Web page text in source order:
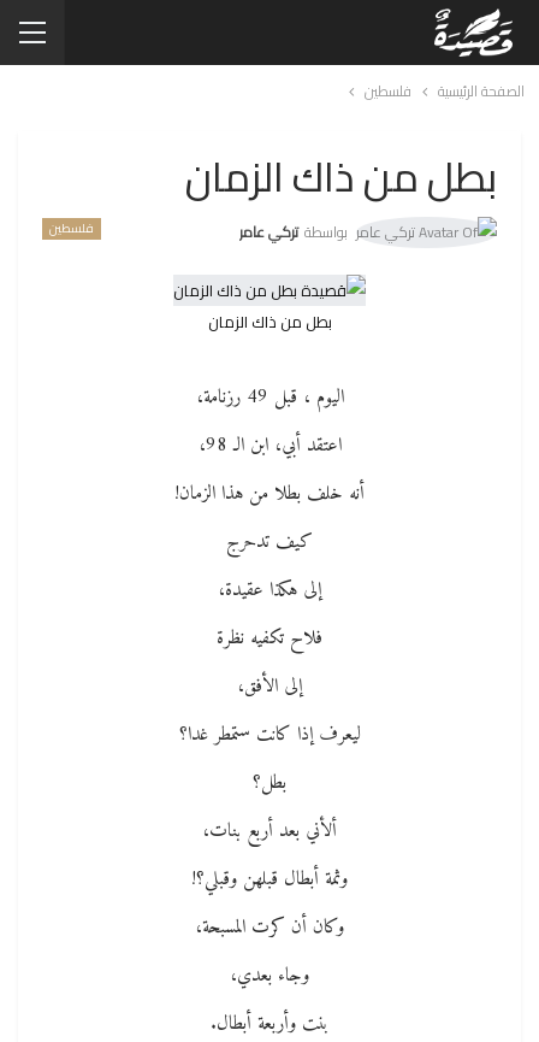
الصفحة الرئيسية فلسطين
بطل من ذاك الزمان
فلسطين بواسطة تركي عامر
بطل من ذاك الزمان
اليوم ، قبل 49 رزنامة،
اعتقد أبي، ابن الـ 98،
أنه خلف بطلا من هذا الزمان!
كيف تدحرج
إلى هكذا عقيدة،
فلاح تكفيه نظرة
إلى الأفق،
ليعرف إذا كانت ستمطر غدا؟
بطل؟
ألأني بعد أربع بنات،
وثمة أبطال قبلهن وقبلي؟!
وكان أن كرت المسبحة،
وجاء بعدي،
بنت وأربعة أبطال.